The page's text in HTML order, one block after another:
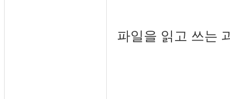
파일을 읽고 쓰는